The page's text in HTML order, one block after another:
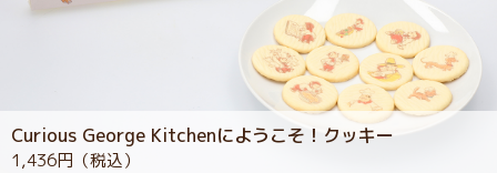
Curious George Kitchenにようこそ！クッキー
1,436円（税込）